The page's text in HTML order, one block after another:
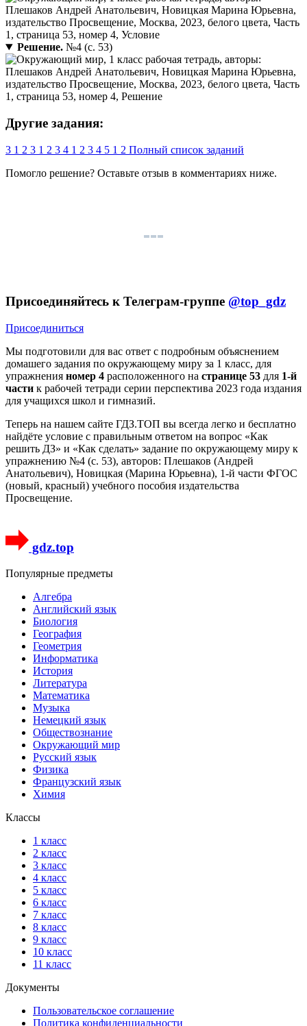
Решение.№4 (с. 53)
Другие задания:
3 1 2 3 1 2 3 4 1 2 3 4 5 1 2 Полный список заданий
Помогло решение? Оставьте отзыв в комментариях ниже.
Присоединяйтесь к Телеграм-группе @top_gdz
Присоединиться
Мы подготовили для вас ответ c подробным объяснением
домашего задания по окружающему миру за 1 класс, для
упражнения номер 4 расположенного на странице 53 для 1-й
части к рабочей тетради серии перспектива 2023 года издания
для учащихся школ и гимназий.
Теперь на нашем сайте ГДЗ.ТОП вы всегда легко и бесплатно
найдёте условие с правильным ответом на вопрос «Как
решить ДЗ» и «Как сделать» задание по окружающему миру к
упражнению №4 (с. 53), авторов: Плешаков (Андрей
Анатольевич), Новицкая (Марина Юрьевна), 1-й части ФГОС
(новый, красный) учебного пособия издательства
Просвещение.
gdz.top
Популярные предметы
Алгебра
Английский язык
Биология
География
Геометрия
Информатика
История
Литература
Математика
Музыка
Немецкий язык
Обществознание
Окружающий мир
Русский язык
Физика
Французский язык
Химия
Классы
1 класс
2 класс
3 класс
4 класс
5 класс
6 класс
7 класс
8 класс
9 класс
10 класс
11 класс
Документы
Пользовательское соглашение
Политика конфиденциальности